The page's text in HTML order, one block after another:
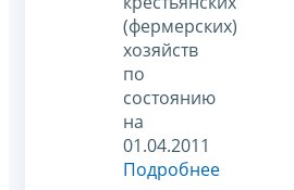
(фермерских)
хозяйств
по
состоянию
на
01.04.2011
Подробнее